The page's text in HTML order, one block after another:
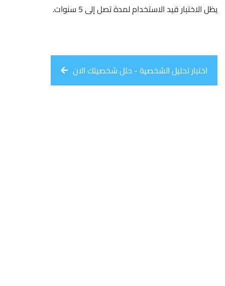
يظل الاختبار قيد الاستخدام لمدة تصل إلى 5 سنوات.
اختبار تحليل الشخصية - حلل شخصيتك الان